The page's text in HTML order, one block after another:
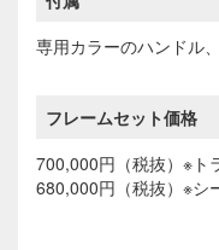
専用カラーのハンドル
フレームセット価格
700,000円（税抜）※ト
680,000円（税抜）※シ